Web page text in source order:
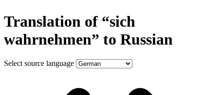
Translation of “sich
wahrnehmen” to Russian
Select source language